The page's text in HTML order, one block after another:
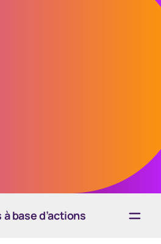
base d’actions